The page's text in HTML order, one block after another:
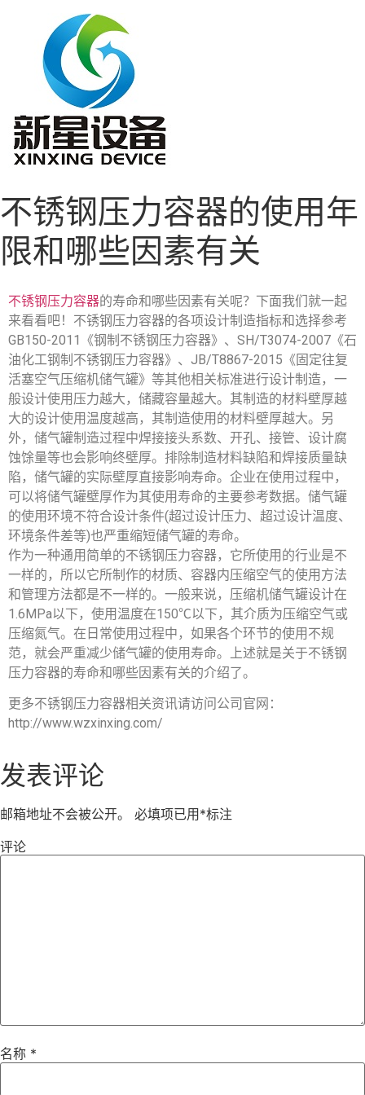
不锈钢压力容器的使用年
限和哪些因素有关
不锈钢压力容器的寿命和哪些因素有关呢？下面我们就一起
来看看吧！不锈钢压力容器的各项设计制造指标和选择参考
GB150-2011《钢制不锈钢压力容器》、SH/T3074-2007《石
油化工钢制不锈钢压力容器》、JB/T8867-2015《固定往复
活塞空气压缩机储气罐》等其他相关标准进行设计制造，一
般设计使用压力越大，储藏容量越大。其制造的材料壁厚越
大的设计使用温度越高，其制造使用的材料壁厚越大。另
外，储气罐制造过程中焊接接头系数、开孔、接管、设计腐
蚀馀量等也会影响终壁厚。排除制造材料缺陷和焊接质量缺
陷，储气罐的实际壁厚直接影响寿命。企业在使用过程中，
可以将储气罐壁厚作为其使用寿命的主要参考数据。储气罐
的使用环境不符合设计条件(超过设计压力、超过设计温度、
环境条件差等)也严重缩短储气罐的寿命。
作为一种通用简单的不锈钢压力容器，它所使用的行业是不
一样的，所以它所制作的材质、容器内压缩空气的使用方法
和管理方法都是不一样的。一般来说，压缩机储气罐设计在
1.6MPa以下，使用温度在150℃以下，其介质为压缩空气或
压缩氮气。在日常使用过程中，如果各个环节的使用不规
范，就会严重减少储气罐的使用寿命。上述就是关于不锈钢
压力容器的寿命和哪些因素有关的介绍了。
更多不锈钢压力容器相关资讯请访问公司官网：
http://www.wzxinxing.com/
发表评论
邮箱地址不会被公开。 必填项已用*标注
评论
名称 *